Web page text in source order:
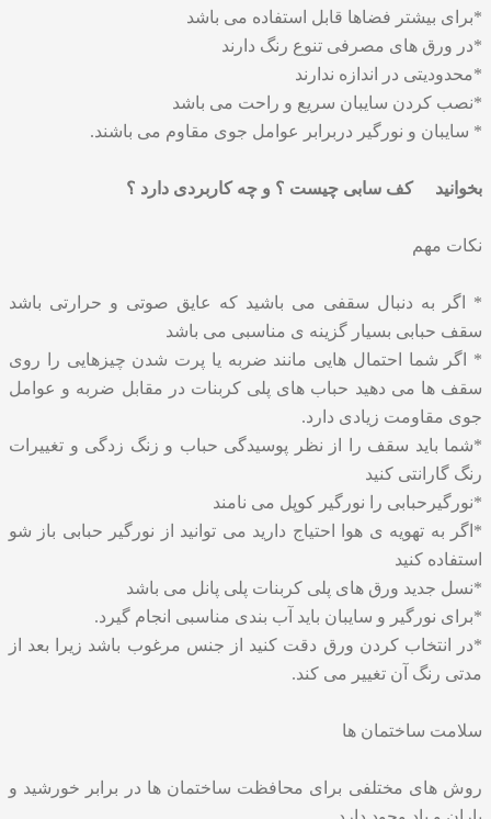
*برای بیشتر فضاها قابل استفاده می باشد
*در ورق های مصرفی تنوع رنگ دارند
*محدودیتی در اندازه ندارند
*نصب کردن سایبان سریع و راحت می باشد
* سایبان و نورگیر دربرابر عوامل جوی مقاوم می باشند.
بخوانیدکف سابی چیست ؟ و چه کاربردی دارد ؟
نکات مهم
* اگر به دنبال سقفی می باشید که عایق صوتی و حرارتی باشد
سقف حبابی بسیار گزینه ی مناسبی می باشد
* اگر شما احتمال هایی مانند ضربه یا پرت شدن چیزهایی را روی
سقف ها می دهید حباب های پلی کربنات در مقابل ضربه و عوامل
جوی مقاومت زیادی دارد.
*شما باید سقف را از نظر پوسیدگی حباب و زنگ زدگی و تغییرات
رنگ گارانتی کنید
*نورگیرحبابی را نورگیر کوپل می نامند
*اگر به تهویه ی هوا احتیاج دارید می توانید از نورگیر حبابی باز شو
استفاده کنید
*نسل جدید ورق های پلی کربنات پلی پانل می باشد
*برای نورگیر و سایبان باید آب بندی مناسبی انجام گیرد.
*در انتخاب کردن ورق دقت کنید از جنس مرغوب باشد زیرا بعد از
مدتی رنگ آن تغییر می کند.
سلامت ساختمان ها
روش های مختلفی برای محافظت ساختمان ها در برابر خورشید و